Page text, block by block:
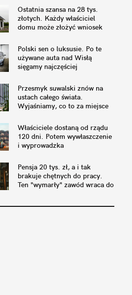
Ostatnia szansa na 28 tys.
złotych. Każdy właściciel
domu może złożyć wniosek
Polski sen o luksusie. Po te
używane auta nad Wisłą
sięgamy najczęściej
Przesmyk suwalski znów na
ustach całego świata.
Wyjaśniamy, co to za miejsce
Właściciele dostaną od rządu
120 dni. Potem wywłaszczenie
i wyprowadzka
Pensja 20 tys. zł, a i tak
brakuje chętnych do pracy.
Ten "wymarły" zawód wraca do